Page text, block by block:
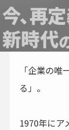
「企業の
る」。
1970年にア